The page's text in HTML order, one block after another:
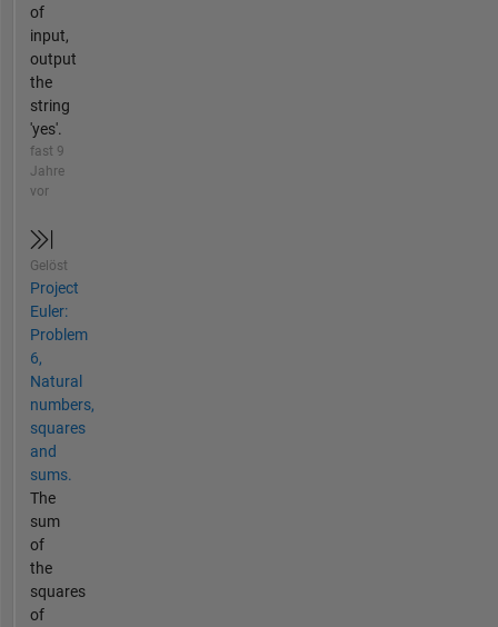
of
input,
output
the
string
'yes'.
fast 9
Jahre
vor
Gelöst
Project
Euler:
Problem
6,
Natural
numbers,
squares
and
sums.
The
sum
of
the
squares
of